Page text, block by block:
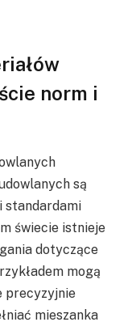
norm i
są
standardami
świecie istnieje
dotyczące
mogą
precyzyjnie
mieszanka